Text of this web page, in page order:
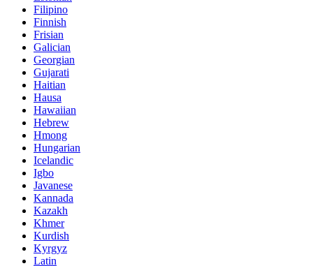
Filipino
Finnish
Frisian
Galician
Georgian
Gujarati
Haitian
Hausa
Hawaiian
Hebrew
Hmong
Hungarian
Icelandic
Igbo
Javanese
Kannada
Kazakh
Khmer
Kurdish
Kyrgyz
Latin